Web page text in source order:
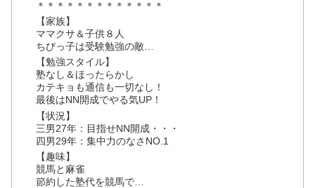
＊＊＊＊＊＊＊＊＊＊＊＊＊
【家族】
ママクサ＆子供８人
ちびっ子は受験勉強の敵…
【勉強スタイル】
塾なし＆ほったらかし
カテキョも通信も一切なし！
最後はNN開成でやる気UP！
【状況】
三男27年：目指せNN開成・・・
四男29年：集中力のなさNO.1
【趣味】
競馬と麻雀
節約した塾代を競馬で…